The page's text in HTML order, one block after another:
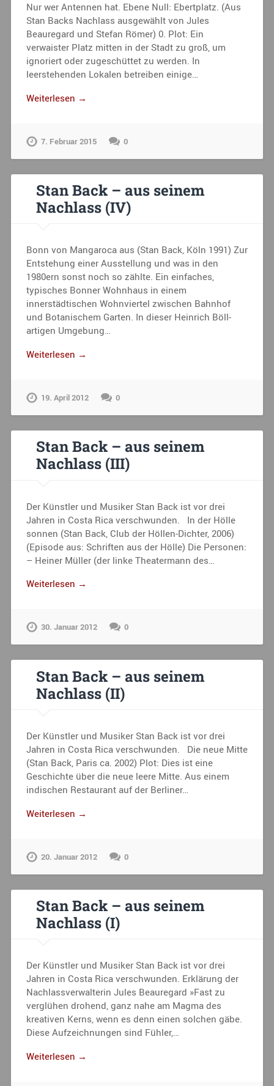
Nur wer Antennen hat. Ebene Null: Ebertplatz. (Aus
Stan Backs Nachlass ausgewählt von Jules
Beauregard und Stefan Römer) 0. Plot: Ein
verwaister Platz mitten in der Stadt zu groß, um
ignoriert oder zugeschüttet zu werden. In
leerstehenden Lokalen betreiben einige…
Weiterlesen →
7. Februar 2015 0
Stan Back – aus seinem
Nachlass (IV)
Bonn von Mangaroca aus (Stan Back, Köln 1991) Zur
Entstehung einer Ausstellung und was in den
1980ern sonst noch so zählte. Ein einfaches,
typisches Bonner Wohnhaus in einem
innerstädtischen Wohnviertel zwischen Bahnhof
und Botanischem Garten. In dieser Heinrich Böll-
artigen Umgebung…
Weiterlesen →
19. April 2012 0
Stan Back – aus seinem
Nachlass (III)
Der Künstler und Musiker Stan Back ist vor drei
Jahren in Costa Rica verschwunden. In der Hölle
sonnen (Stan Back, Club der Höllen-Dichter, 2006)
(Episode aus: Schriften aus der Hölle) Die Personen:
– Heiner Müller (der linke Theatermann des…
Weiterlesen →
30. Januar 2012 0
Stan Back – aus seinem
Nachlass (II)
Der Künstler und Musiker Stan Back ist vor drei
Jahren in Costa Rica verschwunden. Die neue Mitte
(Stan Back, Paris ca. 2002) Plot: Dies ist eine
Geschichte über die neue leere Mitte. Aus einem
indischen Restaurant auf der Berliner…
Weiterlesen →
20. Januar 2012 0
Stan Back – aus seinem
Nachlass (I)
Der Künstler und Musiker Stan Back ist vor drei
Jahren in Costa Rica verschwunden. Erklärung der
Nachlassverwalterin Jules Beauregard »Fast zu
verglühen drohend, ganz nahe am Magma des
kreativen Kerns, wenn es denn einen solchen gäbe.
Diese Aufzeichnungen sind Fühler,…
Weiterlesen →